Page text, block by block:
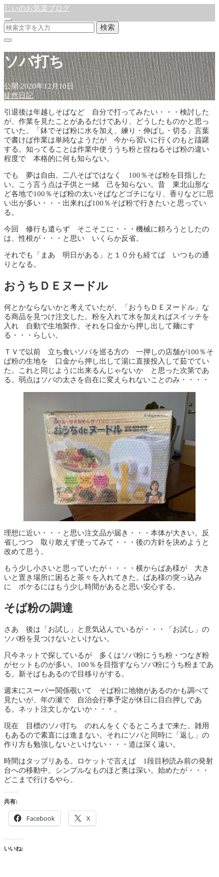
じいのお気楽ブログ
検索
ソバ打ち
公開:2020年12月10日
徒然日記
引退後は年越しそばなど 自分で打ってみたい・・・検討した
が、作業を見たことがあるだけであり、どうしたものかと思っ
ていた。「鉢でそば粉に水を加え、練り・伸ばし・切る」言葉
で書けば作業は単純なようだが 今から習いに行くのもと躊躇
する。知ってることは作業中使ううち粉と捏ねるそば粉の違い
程度で 本格的に何も知らない。
でも 夢は自由。二八そばではなく 100％そば粉を目指した
い。こう言う点は子供と一緒 己を知らない。昔 東北山形な
ど各地で100％そば粉の太いそばなどゴチになり、香りなどに思
い出が多い・・・出来れば100％そば粉で行きたいと思ってい
る。
今回 修行も遣らず そこそこに・・・機械に頼ろうとしたの
は、性根が・・・と思い いくらか反省。
それでも「まあ 明日がある」と１０分も経てば いつもの通
りとなる。
おうちＤＥヌードル
何とかならないかと考えていたが、「おうちＤＥヌードル」な
る商品を見つけ注文した。粉を入れて水を加えればスイッチを
入れ 自動で生地製作。それを口金から押し出して麺にす
る・・・らしい。
ＴＶで以前 立ち食いソバを巡る方の 一押しの店舗が100％そ
ば粉の生地を 口金から押し出して湯に直接投入して茹でてい
た。これと同じように出来るんじゃないか と思った次第であ
る。弱点はソバの太さを自在に変えられないことのみ・・・・
理想に近い・・・と思い注文品が届き・・・本体が大きい。反
省しつつ 取り敢えず使ってみて・・・後の方針を決めようと
改めて思う。
もう少し小さいと思っていたが・・・・横からばあ様が 大き
いと置き場所に困ると茶々を入れてきた。ばあ様の突っ込み
に ボケるにはもう少し時間があると思い安心する。
そば粉の調達
さあ 後は「お試し」と意気込んでいるが・・・「お試し」の
ソバ粉を見つけないといけない。
只今ネットで探しているが 多くはソバ粉にうち粉・つなぎ粉
がセットものが多い。100％を目指すならソバ粉にうち粉まであ
る。新そばもあるので目移りがする。
週末にスーパー関係覗いて そば粉に地物があるのかも調べて
見たいが、年の瀬で 自治会行事予定が休日に目白押しであ
る。ネット注文しかないか・・・。
現在 目標のソバ打ち のれんをくぐるところまで来た。雑用
もあるので素直には進まない。それにソバと同時に「返し」の
作り方も勉強しないといけない・・・道は深く遠い。
時間はタップリある。ロケットで言えば 1段目秒読み前の発射
台への移動中。シンプルなものほど奥は深い。始めたが・・・
どこまで行けるやら。
共有:
Facebook X
いいね: